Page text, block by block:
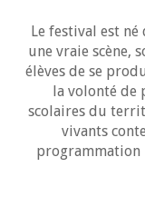
Le festival est
une vraie scène,
élèves de se
la volonté de
scolaires du
vivants
programmation